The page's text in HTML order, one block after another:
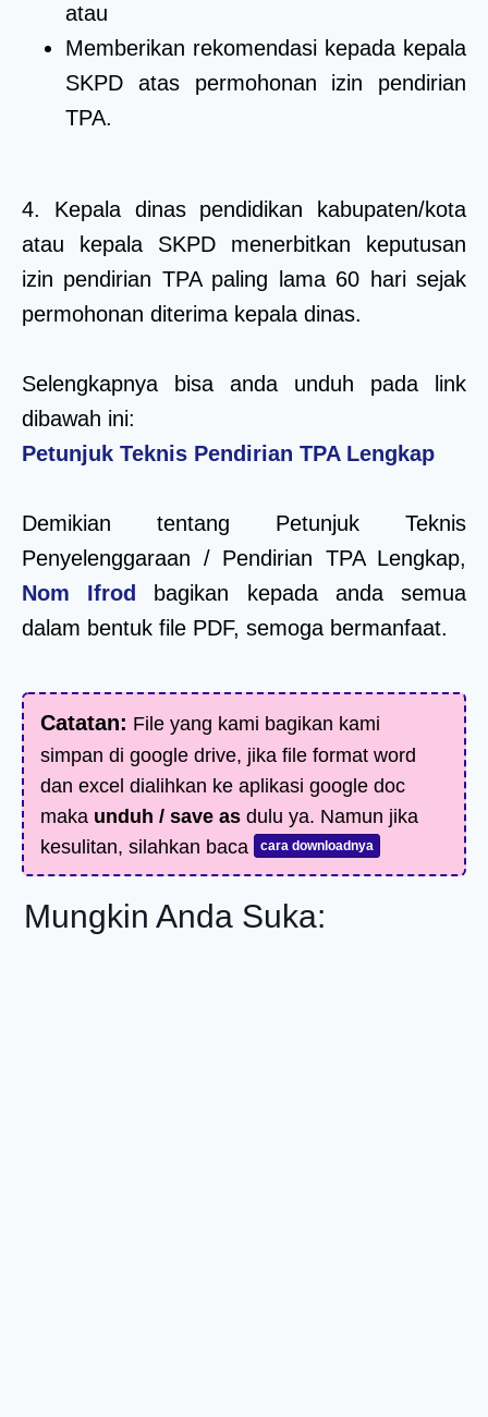
atau
Memberikan rekomendasi kepada kepala
SKPD atas permohonan izin pendirian
TPA.
4. Kepala dinas pendidikan kabupaten/kota
atau kepala SKPD menerbitkan keputusan
izin pendirian TPA paling lama 60 hari sejak
permohonan diterima kepala dinas.
Selengkapnya bisa anda unduh pada link
dibawah ini:
Petunjuk Teknis Pendirian TPA Lengkap
Demikian tentang Petunjuk Teknis
Penyelenggaraan / Pendirian TPA Lengkap,
Nom Ifrod
bagikan kepada anda semua
dalam bentuk file PDF, semoga bermanfaat.
Catatan: File yang kami bagikan kami
simpan di google drive, jika file format word
dan excel dialihkan ke aplikasi google doc
maka unduh / save as dulu ya. Namun jika
kesulitan, silahkan baca
cara downloadnya
Mungkin Anda Suka: